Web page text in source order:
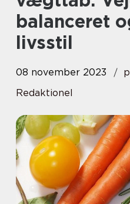
balanceret
livsstil
08 november 2023
Redaktionel